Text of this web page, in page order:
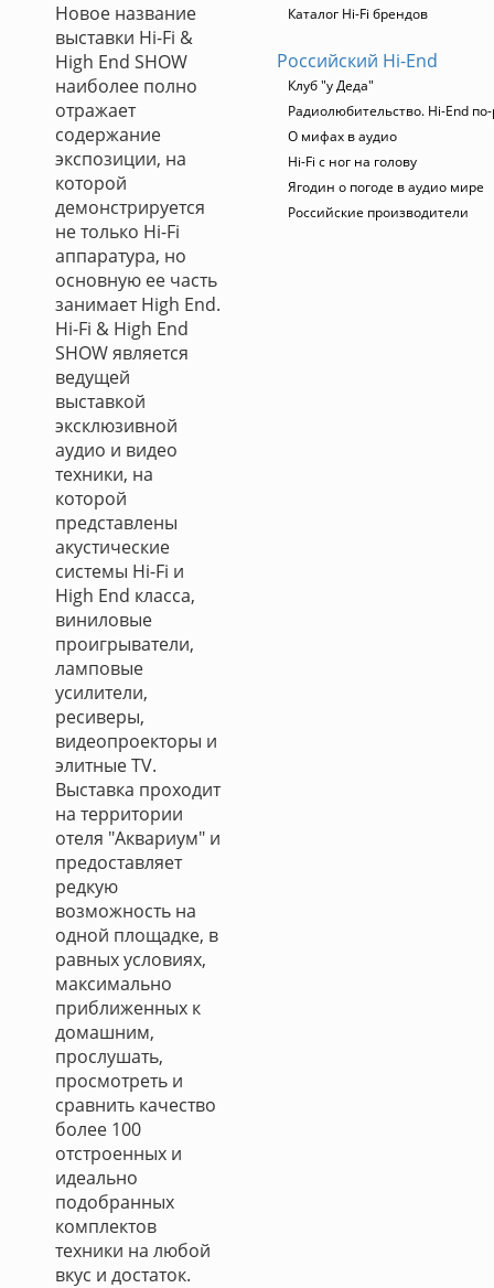
Новое название
выставки Hi-Fi &
High End SHOW
наиболее полно
отражает
содержание
экспозиции, на
которой
демонстрируется
не только Hi-Fi
аппаратура, но
основную ее часть
занимает High End.
Hi-Fi & High End
SHOW является
ведущей
выставкой
эксклюзивной
аудио и видео
техники, на
которой
представлены
акустические
системы Hi-Fi и
High End класса,
виниловые
проигрыватели,
ламповые
усилители,
ресиверы,
видеопроекторы и
элитные TV.
Выставка проходит
на территории
отеля "Аквариум" и
предоставляет
редкую
возможность на
одной площадке, в
равных условиях,
максимально
приближенных к
домашним,
прослушать,
просмотреть и
сравнить качество
более 100
отстроенных и
идеально
подобранных
комплектов
техники на любой
вкус и достаток.
Каталог Hi-Fi брендов
Российский Hi-End
Клуб "у Деда"
Радиолюбительство. Hi-End по-
О мифах в аудио
Hi-Fi с ног на голову
Ягодин о погоде в аудио мире
Российские производители